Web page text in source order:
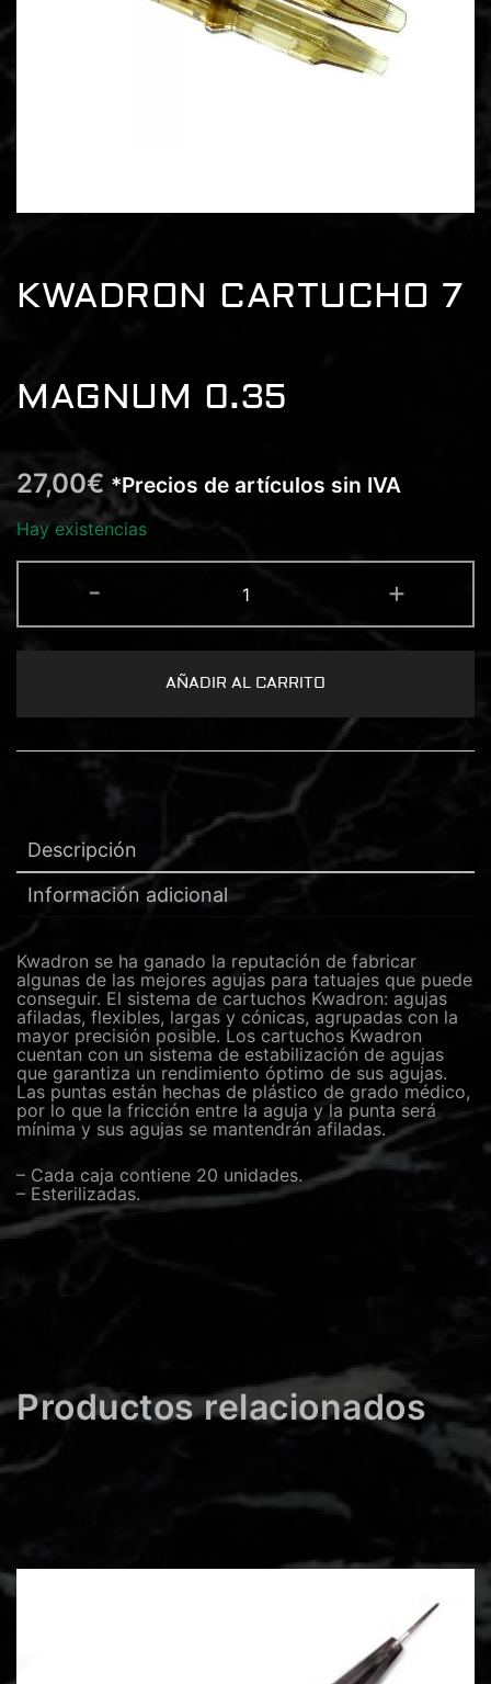
KWADRON CARTUCHO 7
MAGNUM 0.35
27,00€ *Precios de artículos sin IVA
Hay existencias
-
CARTUCHO
7
MAGNUM
0.35
+
AÑADIR AL CARRITO
Descripción
Información adicional
Kwadron se ha ganado la reputación de fabricar
algunas de las mejores agujas para tatuajes que puede
conseguir. El sistema de cartuchos Kwadron: agujas
afiladas, flexibles, largas y cónicas, agrupadas con la
mayor precisión posible. Los cartuchos Kwadron
cuentan con un sistema de estabilización de agujas
que garantiza un rendimiento óptimo de sus agujas.
Las puntas están hechas de plástico de grado médico,
por lo que la fricción entre la aguja y la punta será
mínima y sus agujas se mantendrán afiladas.
– Cada caja contiene 20 unidades.
– Esterilizadas.
Productos relacionados